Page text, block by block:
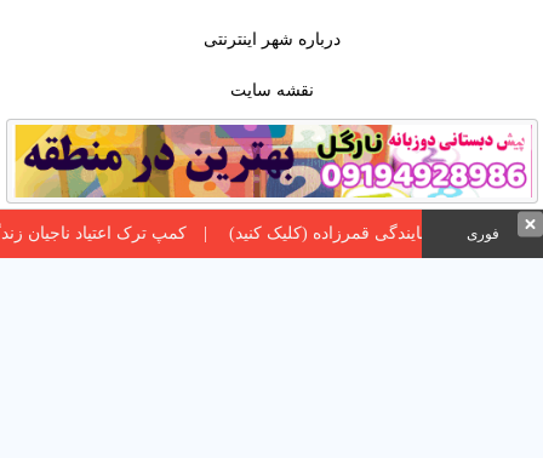
فوری کمپ ترک اعتیاد ناجیان زندگی, بهترین کمپ
درباره شهر اینترنتی
نقشه سایت
سوالات متداول
قوانین